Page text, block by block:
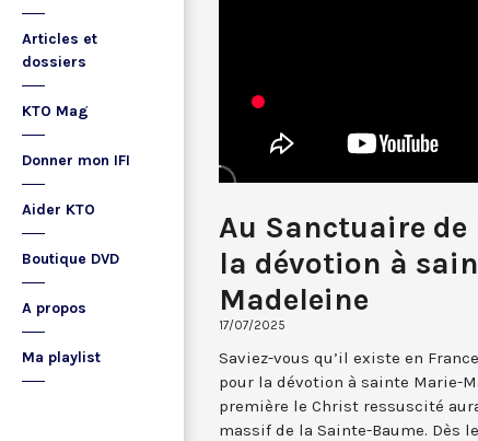
Articles et
dossiers
KTO Mag
Donner mon IFI
Aider KTO
Boutique DVD
A propos
Ma playlist
Au Sanctuaire
la dévotion à
Madeleine
17/07/2025
Saviez-vous qu’il existe en
pour la dévotion à sainte Marie-
première le Christ ressuscité
massif de la Sainte-Baume. Dès